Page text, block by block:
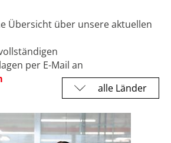
Übersicht über unsere aktuellen
per E-Mail an